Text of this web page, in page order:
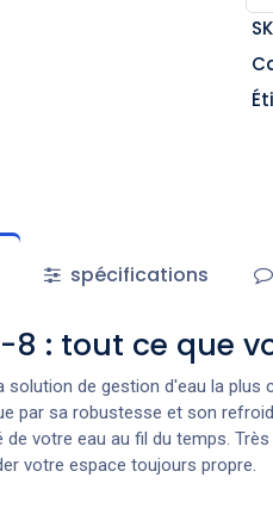
spécifications
8 : tout ce que
solution de gestion d'eau la
par sa robustesse et son
votre eau au fil du temps.
votre espace toujours propre.